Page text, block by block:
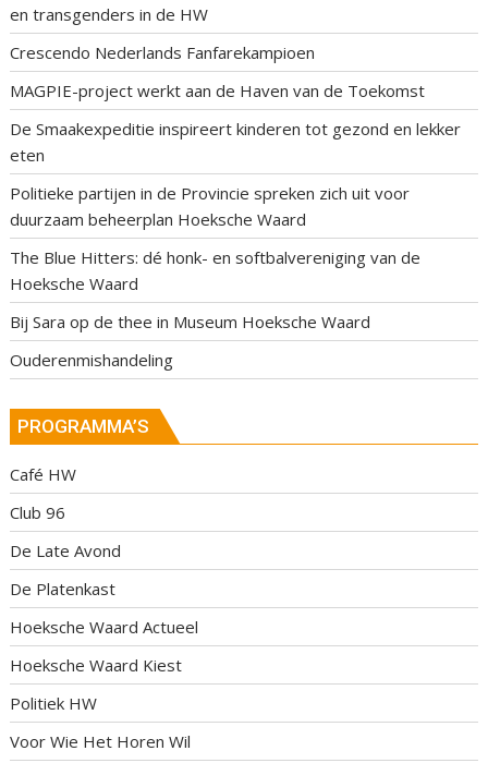
en transgenders in de HW
Crescendo Nederlands Fanfarekampioen
MAGPIE-project werkt aan de Haven van de Toekomst
De Smaakexpeditie inspireert kinderen tot gezond en lekker
eten
Politieke partijen in de Provincie spreken zich uit voor
duurzaam beheerplan Hoeksche Waard
The Blue Hitters: dé honk- en softbalvereniging van de
Hoeksche Waard
Bij Sara op de thee in Museum Hoeksche Waard
Ouderenmishandeling
PROGRAMMA’S
Café HW
Club 96
De Late Avond
De Platenkast
Hoeksche Waard Actueel
Hoeksche Waard Kiest
Politiek HW
Voor Wie Het Horen Wil